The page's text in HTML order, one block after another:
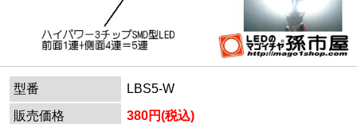
型番
LBS5-W
販売価格
380円(税込)